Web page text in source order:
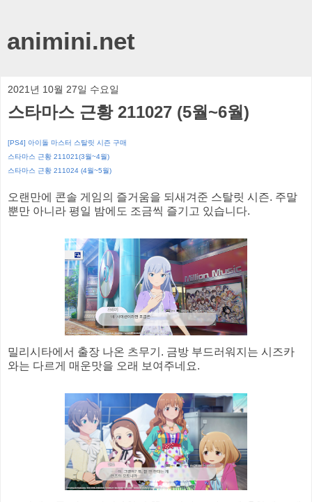
animini.net
2021년 10월 27일 수요일
스타마스 근황 211027 (5월~6월)
[PS4] 아이돌 마스터 스탈릿 시즌 구매
스타마스 근황 211021(3월~4월)
스타마스 근황 211024 (4월~5월)
오랜만에 콘솔 게임의 즐거움을 되새겨준 스탈릿 시즌. 주말
뿐만 아니라 평일 밤에도 조금씩 즐기고 있습니다.
밀리시타에서 출장 나온 츠무기. 금방 부드러워지는 시즈카
와는 다르게 매운맛을 오래 보여주네요.